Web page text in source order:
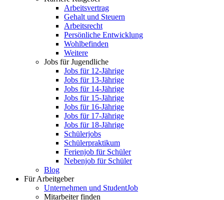
Arbeitsvertrag
Gehalt und Steuern
Arbeitsrecht
Persönliche Entwicklung
Wohlbefinden
Weitere
Jobs für Jugendliche
Jobs für 12-Jährige
Jobs für 13-Jährige
Jobs für 14-Jährige
Jobs für 15-Jährige
Jobs für 16-Jährige
Jobs für 17-Jährige
Jobs für 18-Jährige
Schülerjobs
Schülerpraktikum
Ferienjob für Schüler
Nebenjob für Schüler
Blog
Für Arbeitgeber
Unternehmen und StudentJob
Mitarbeiter finden